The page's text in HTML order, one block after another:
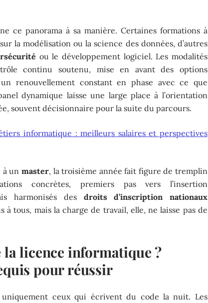
ce panorama à sa manière. Certaines formations à
la modélisation ou la science des données, d’autres
ou le développement logiciel. Les modalités
continu soutenu, mise en avant des options
un renouvellement constant en phase avec ce que
dynamique laisse une large place à l’orientation
souvent décisionnaire pour la suite du parcours.
informatique : meilleurs salaires et perspectives
à un master, la troisième année fait figure de tremplin
concrètes, premiers pas vers l’insertion
harmonisés des droits d’inscription nationaux
à tous, mais la charge de travail, elle, ne laisse pas de
la licence informatique ?
pour réussir
ceux qui écrivent du code la nuit. Les